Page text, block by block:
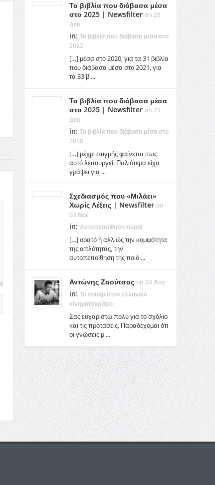
Τα βιβλία που διάβασα μέσα
στο 2025 | Newsfilter on 29
Δεκ
in: Τα βιβλία που διάβασα μέσα στο
2022
[…] μέσα στο 2020, για τα 31 βιβλία
που διάβασα μέσα στο 2021, για
τα 33 β ...
Τα βιβλία που διάβασα μέσα
στο 2025 | Newsfilter on 29
Δεκ
in: Τα βιβλία που διάβασα μέσα στο
2018
[…] μέχρι στιγμής φαίνεται πως
αυτό λειτουργεί. Παλιότερα είχα
γράψει για ...
Σχεδιασμός που «Μιλάει»
Χωρίς Λέξεις | Newsfilter on
03 Νοέ
in: Αυτοπεποίθηση τώρα!
[…] ορατό ή αλλιώς την κομψότητα
της απλότητας, την
αυτοπεποίθηση της ποιό ...
Αντώνης Ζαούτσος on 24 Αυγ
in: Το νουάρ στον ελληνικό
κινηματογράφο
Σας ευχαριστώ πολύ για το σχόλιο
και τις προτάσεις. Παραδέχομαι ότι
οι γνώσεις μ ...